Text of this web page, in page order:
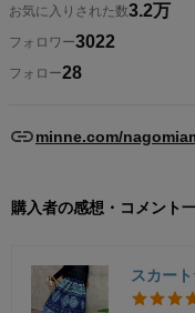
お気に入りされた数3.2万
フォロワー3022
フォロー28
minne.com/
購入者の感想・コメント
スカー